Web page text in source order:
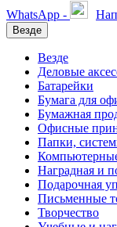
WhatsApp -
Везде
Везде
Деловые
Батарейки
Бумага для
Бумажная
Офисные
Папки,
Наградная и
Подарочная
Письменные
Творчество